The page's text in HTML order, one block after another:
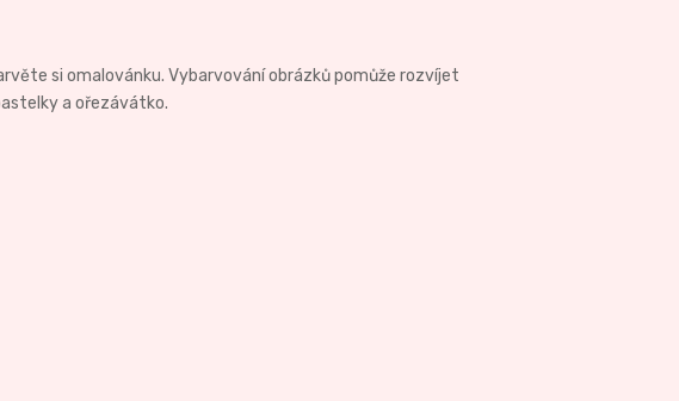
si omalovánku. Vybarvování obrázků pomůže rozvíjet
a ořezávátko.